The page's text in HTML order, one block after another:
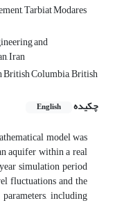
Tarbiat Modares
and
Iran
Columbia, British
چکیده
English
model was
aquifer within a real
simulation period
fluctuations and the
including